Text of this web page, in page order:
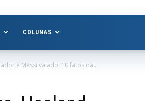
COLUNAS
e Messi vaiado: 10 fatos da...